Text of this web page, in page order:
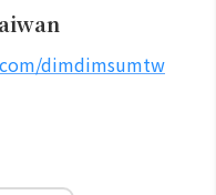
dimdimsumtw